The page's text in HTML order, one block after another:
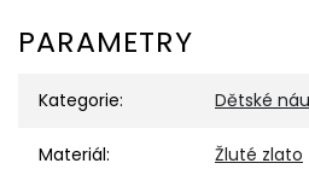
PARAMETRY
Kategorie: Dětské
Materiál: Žluté zlato